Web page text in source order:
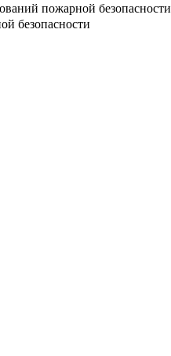
пожарной безопасности
безопасности